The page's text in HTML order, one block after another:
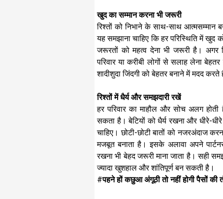
खुद का सम्मान करना भी जरूरी
रिश्तों को निभाने के साथ-साथ आत्मसम्मान
यह समझाना चाहिए कि हर परिस्थिति में
जरूरतों को महत्व देना भी जरूरी है। अगर
परिवार या करीबी लोगों से सलाह लेना
शादीशुदा जिंदगी को बेहतर बनाने में मदद करते
रिश्तों में धैर्य और समझदारी रखें
हर परिवार का माहौल और सोच अलग
सकता है। बेटियों को धैर्य रखना और धीरे-
चाहिए। छोटी-छोटी बातों को नजरअंदाज
मजबूत बनाता है। इसके अलावा अपने
रखना भी बेहद जरूरी माना जाता है। सही
ज्यादा खुशहाल और शांतिपूर्ण बन सकती है।
#पहने हों कछुआ अंगूठी तो नहीं होगी पैसों की